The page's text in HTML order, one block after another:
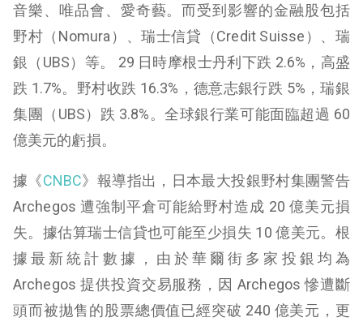
音樂、唯品會、愛奇藝。而受到影響的金融股包括
野村（Nomura）、瑞士信貸（Credit Suisse）、瑞
銀（UBS）等。 29 日時摩根士丹利下跌 2.6%，高盛
跌 1.7%。野村收跌 16.3%，德意志銀行跌 5%，瑞銀
集團（UBS）跌 3.8%。全球銀行業可能面臨超過 60
億美元的虧損。
據《CNBC》報導指出，日本最大投銀野村集團警告
Archegos 遭強制平倉可能給野村造成 20 億美元損
失。據估算瑞士信貸也可能至少損失 10 億美元。根
據最新統計數據，由於華爾街多家投銀均為
Archegos 提供投資交易服務，因 Archegos 慘遭斷
頭而被拋售的股票總價值已經突破 240 億美元，更